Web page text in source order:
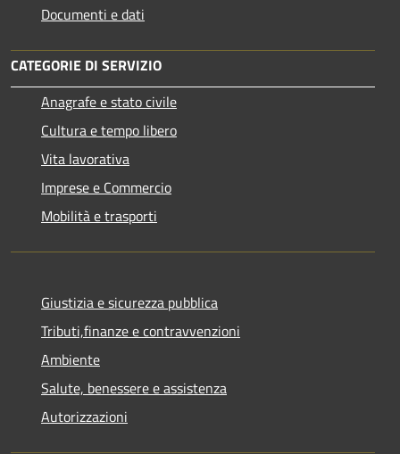
Documenti e dati
CATEGORIE DI SERVIZIO
Anagrafe e stato civile
Cultura e tempo libero
Vita lavorativa
Imprese e Commercio
Mobilità e trasporti
Giustizia e sicurezza pubblica
Tributi,finanze e contravvenzioni
Ambiente
Salute, benessere e assistenza
Autorizzazioni